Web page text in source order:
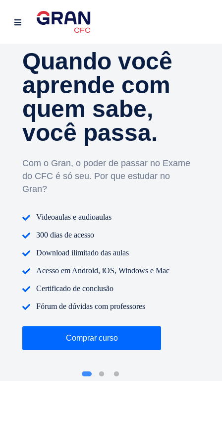
Quando você
aprende com
quem sabe,
você passa.
Com o Gran, o poder de passar no Exame
do CFC é só seu. Por que estudar no
Gran?
Videoaulas e audioaulas
300 dias de acesso
Download ilimitado das aulas
Acesso em Android, iOS, Windows e Mac
Certificado de conclusão
Fórum de dúvidas com professores
Comprar curso